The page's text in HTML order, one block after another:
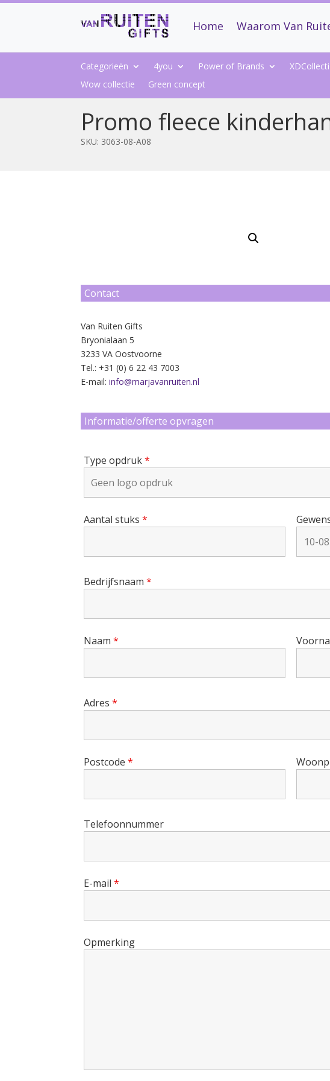
Home Waarom Van
Categorieën 4you Power of Brands
Wow collectie
Green concept
Promo fleece
SKU: 3063-08-A08
Contact
Van Ruiten Gifts
Bryonialaan 5
3233 VA Oostvoorne
Tel.: +31 (0) 6 22 43 7003
E-mail:info@marjavanruiten.nl
Informatie/offerte opvragen
Type opdruk*
Aantal stuks*
Bedrijfsnaam*
Naam*
Adres*
Postcode*
Telefoonnummer
E-mail*
Opmerking